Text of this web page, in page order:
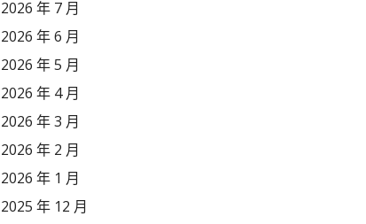
2026 年 7 月
2026 年 6 月
2026 年 5 月
2026 年 4 月
2026 年 3 月
2026 年 2 月
2026 年 1 月
2025 年 12 月